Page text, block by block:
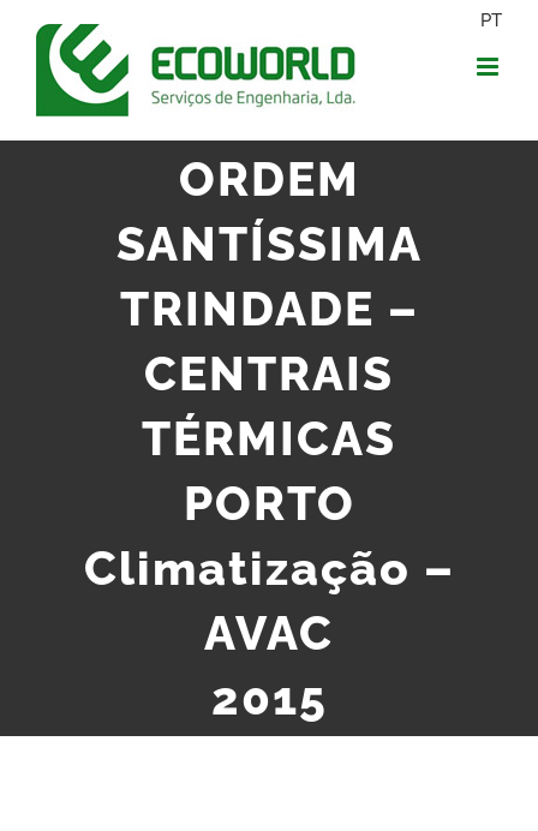
PT
ORDEM
SANTÍSSIMA
TRINDADE –
CENTRAIS
TÉRMICAS
PORTO
Climatização –
AVAC
2015